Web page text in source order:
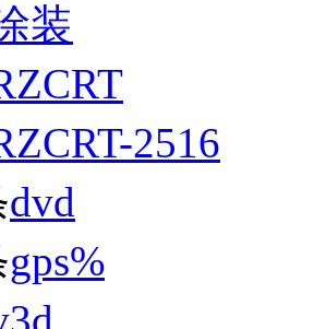
装
2516
dvd
gps%